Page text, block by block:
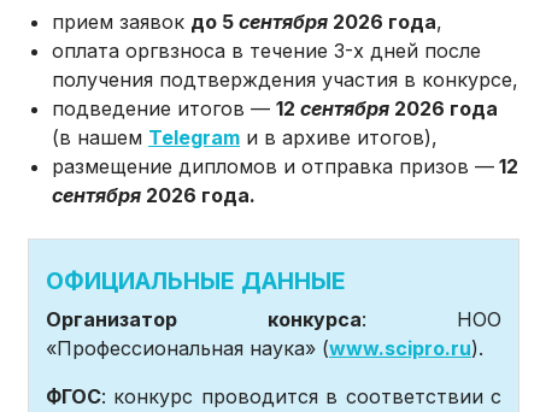
прием заявок до 5сентября 2026 года,
оплата оргвзноса в течение 3-х дней после
получения подтверждения участия в конкурсе,
подведение итогов —12сентября 2026 года
(в нашем Telegram и в архиве итогов),
размещение дипломов и отправка призов — 12
сентября 2026 года.
ОФИЦИАЛЬНЫЕ ДАННЫЕ
Организатор конкурса: НОО
«Профессиональная наука» (www.scipro.ru).
ФГОС: конкурс проводится в соответствии с